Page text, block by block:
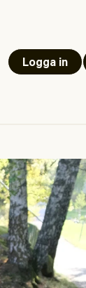
Logga in